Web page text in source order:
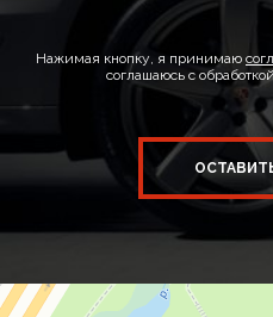
Нажимая кнопку, я принимаю
соглашаюсь с